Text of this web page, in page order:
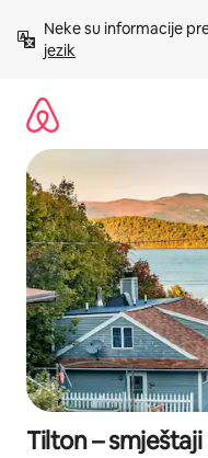
sadržaj
Neke su informacije
jezik
Tilton –